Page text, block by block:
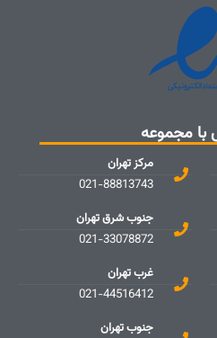
با مجموعه
مرکز تهران
021-88813743
جنوب شرق تهران
021-33078872
غرب تهران
021-44516412
جنوب تهران